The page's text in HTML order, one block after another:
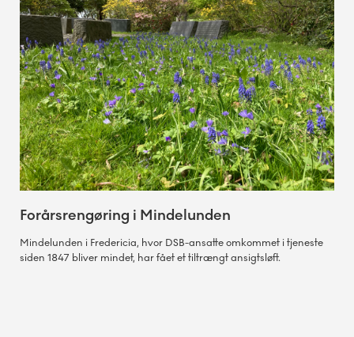
Forårsrengøring i Mindelunden
Mindelunden i Fredericia, hvor DSB-ansatte omkommet i tjeneste
siden 1847 bliver mindet, har fået et tiltrængt ansigtsløft.